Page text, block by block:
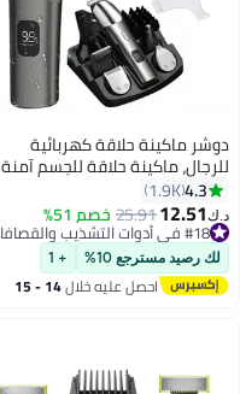
دوشر ماكينة حلاقة كهربائية
للرجال، ماكينة حلاقة للجسم آمنة
ومناسبة للمناطق الحساسة،
ماكينة حلاقة قابلة لإعادة الشحن
ومقاومة للماء للاستخدام الجاف/
الرطب
4.3
1.9K
د.ك‏12.51
25.91خصم 51%
#18 في أدوات التشذيب والقصافات
#18 في أدوات التشذيب والقصافات
لك رصيد مسترجع 10% + 1
احصل عليه خلال 14 - 15